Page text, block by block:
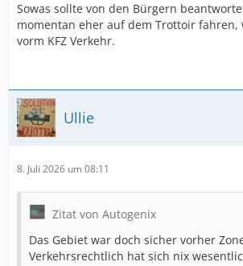
Sowas sollte von den Bürgern
momentan eher auf dem Trottoir fahren,
vorm KFZ Verkehr.
Ullie
8. Juli 2026 um 08:11
Zitat von Autogenix
Das Gebiet war doch sicher vorher
Verkehrsrechtlich hat sich nix